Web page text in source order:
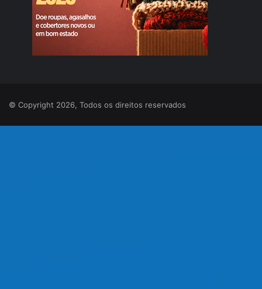
© Copyright 2026, Todos os direitos reservados